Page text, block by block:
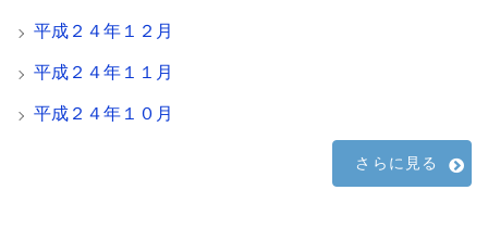
平成２４年１２月
平成２４年１１月
平成２４年１０月
さらに見る